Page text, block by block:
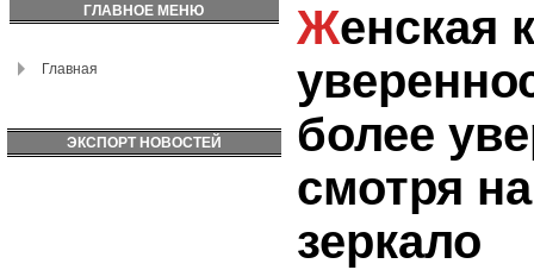
ГЛАВНОЕ МЕНЮ
Главная
ЭКСПОРТ НОВОСТЕЙ
Женская красота и
более
смотря
зеркало